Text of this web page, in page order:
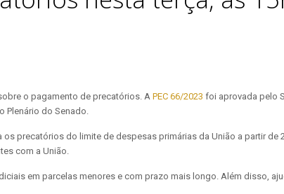
o pagamento de precatórios. A PEC 66/2023 foi aprovada pelo
Plenário do Senado.
os precatórios do limite de despesas primárias da União a partir de
com a União.
em parcelas menores e com prazo mais longo. Além disso,